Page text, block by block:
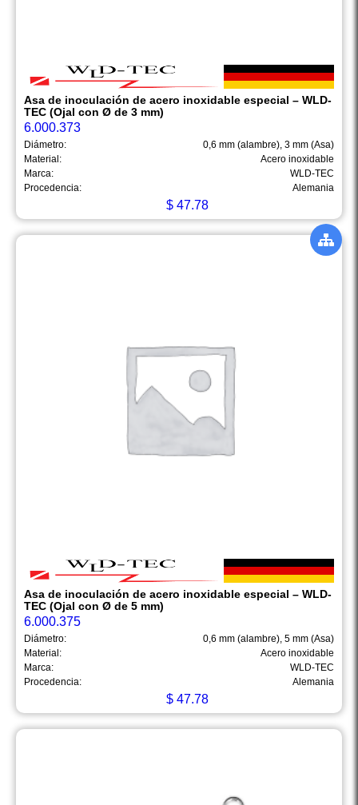
Asa de inoculación de acero inoxidable especial – WLD-
TEC (Ojal con Ø de 3 mm)
6.000.373
Diámetro:
0,6 mm (alambre), 3 mm (Asa)
Material:
Acero inoxidable
Marca:
WLD-TEC
Procedencia:
Alemania
$47.78
Asa de inoculación de acero inoxidable especial – WLD-
TEC (Ojal con Ø de 5 mm)
6.000.375
Diámetro:
0,6 mm (alambre), 5 mm (Asa)
Material:
Acero inoxidable
Marca:
WLD-TEC
Procedencia:
Alemania
$47.78